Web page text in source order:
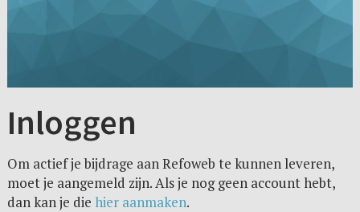
Inloggen
Om actief je bijdrage aan Refoweb te kunnen leveren,
moet je aangemeld zijn. Als je nog geen account hebt,
dan kan je die hier aanmaken.